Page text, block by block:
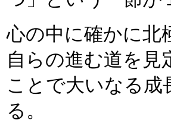
心の中に確かに北
自らの進む道を見
ことで大いなる成
る。